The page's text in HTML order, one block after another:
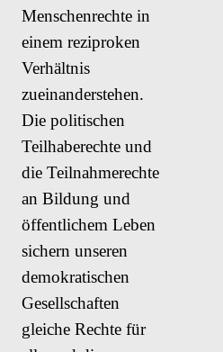
Menschenrechte in
einem reziproken
Verhältnis
zueinanderstehen.
Die politischen
Teilhaberechte und
die Teilnahmerechte
an Bildung und
öffentlichem Leben
sichern unseren
demokratischen
Gesellschaften
gleiche Rechte für